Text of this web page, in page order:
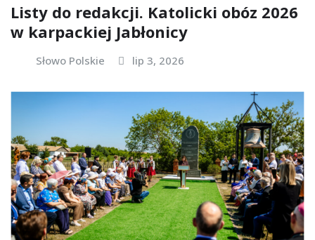
Listy do redakcji. Katolicki obóz 2026
w karpackiej Jabłonicy
Słowo Polskie lip 3, 2026